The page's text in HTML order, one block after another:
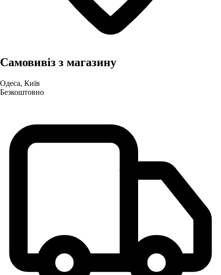
Самовивіз з магазину
Одеса, Київ
Безкоштовно